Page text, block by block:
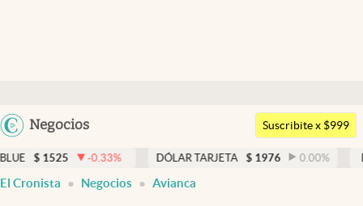
Argentina
Negocios
Members
Economía y Política
Finanzas y Mercados
Suscribite x $999
-0.33% DÓLAR TARJETA $ 1976 0.00% DÓLAR
El Cronista Negocios Avianca